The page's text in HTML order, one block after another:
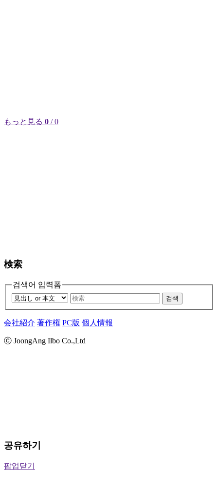
もっと見る 0 / 0
検索
검색어 입력폼
검색
会社紹介 著作権 PC版 個人情報
ⓒ JoongAng Ilbo Co.,Ltd
공유하기
팝업닫기